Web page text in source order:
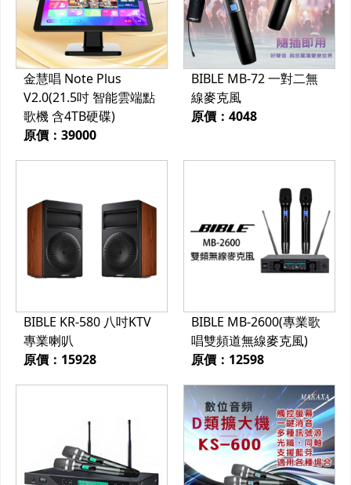
金慧唱 Note Plus
V2.0(21.5吋 智能雲端點
歌機 含4TB硬碟)
原價：39000
BIBLE MB-72 一對二無
線麥克風
原價：4048
BIBLE KR-580 八吋KTV
專業喇叭
原價：15928
BIBLE MB-2600(專業歌
唱雙頻道無線麥克風)
原價：12598